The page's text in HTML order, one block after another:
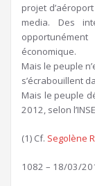
projet
media. Des
économique.
Mais le peuple
s’écrabouillent
Mais le peuple
2012, selon
(1) Cf. Segolène
1082 – 18/03/